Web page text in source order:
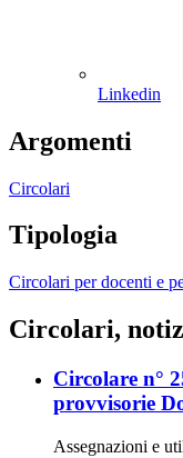
Linkedin
Argomenti
Circolari
Tipologia
Circolari per docenti e
Circolari,
Circolare n°
provvisorie
Assegnazioni e